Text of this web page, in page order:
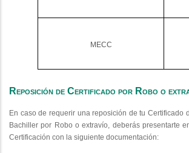
MECC
Reposición de Certificado por Robo o
En caso de requerir una reposición de tu Certificado
Bachiller por Robo o extravío, deberás presentarte
Certificación con la siguiente documentación: